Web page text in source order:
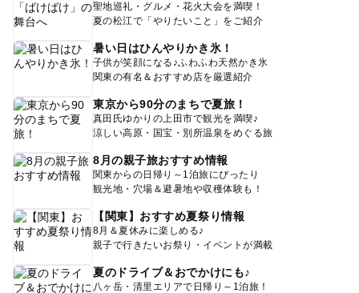
聖地巡礼・グルメ・花火大会を満喫！
夏の松江で「やりたいこと」をご紹介
暑い日はひんやりかき氷！
子供が笑顔になる♪ふわふわ天然かき氷
関東の有名＆おすすめ店を厳選紹介
東京から90分のまちで夏旅！
真田氏ゆかりの上田市で観光を満喫♪
涼しい高原・国宝・別所温泉をめぐる旅
8月の親子旅おすすめ情報
関東からの日帰り～1泊旅にぴったり
観光地・穴場＆避暑地や収穫体験も！
【関東】おすすめ夏祭り情報
8月＆夏休みに楽しめる♪
親子で行きたいお祭り・イベントが満載
夏のドライブ＆おでかけにも♪
八ヶ岳・清里エリアで日帰り～1泊旅！